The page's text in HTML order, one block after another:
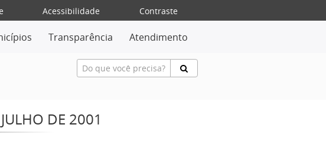
Acessibilidade
Contraste
Transparência Atendimento
DE 2001